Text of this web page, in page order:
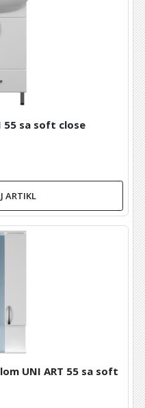
55 sa soft close
ARTIKL
UNI ART 55 sa soft